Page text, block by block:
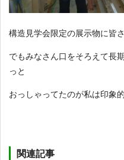
構造見学会限定の展示物に皆
でもみなさん口をそろえて長
っと
おっしゃってたのが私は印象的
関連記事